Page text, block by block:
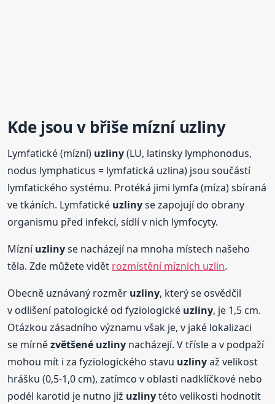
Kde jsou v břišemízní uzliny
Lymfatické (mízní) uzliny(LU, latinsky lymphonodus,
nodus lymphaticus = lymfatická uzlina) jsou součástí
lymfatického systému. Protéká jimi lymfa (míza) sbíraná
ve tkáních. Lymfatické uzlinyse zapojují do obrany
organismu před infekcí, sídlí v nich lymfocyty.
Mízníuzlinyse nacházejí na mnoha místech našeho
těla. Zde můžete vidět rozmístění mízních uzlin.
Obecně uznávaný rozměr uzliny, který se osvědčil
v odlišení patologické od fyziologické uzliny, je 1,5 cm.
Otázkou zásadního významu však je, v jaké lokalizaci
se mírnězvětšené uzliny nacházejí. V třísle a v podpaží
mohou mít i za fyziologického stavu uzlinyaž velikost
hrášku (0,5-1,0 cm), zatímco v oblasti nadklíčkové nebo
podél karotid je nutno již uzlinytéto velikosti hodnotit